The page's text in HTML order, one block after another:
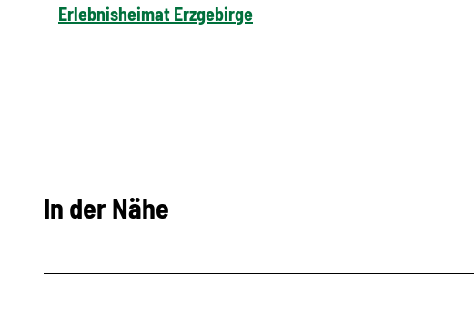
Erlebnisheimat Erzgebirge
In der Nähe